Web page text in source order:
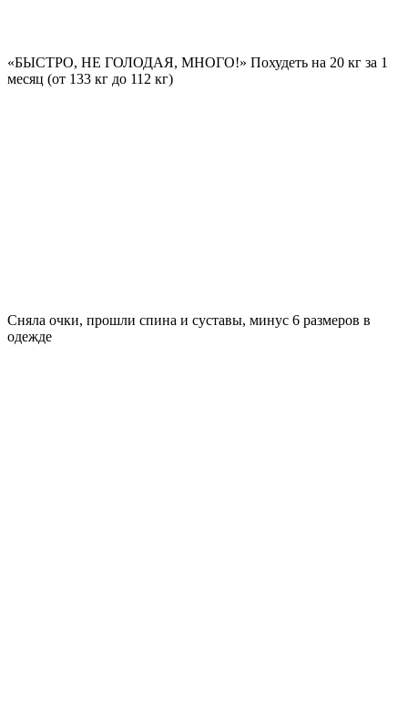
«БЫСТРО, НЕ ГОЛОДАЯ, МНОГО!» Похудеть на 20 кг за 1
месяц (от 133 кг до 112 кг)
Сняла очки, прошли спина и суставы, минус 6 размеров в
одежде